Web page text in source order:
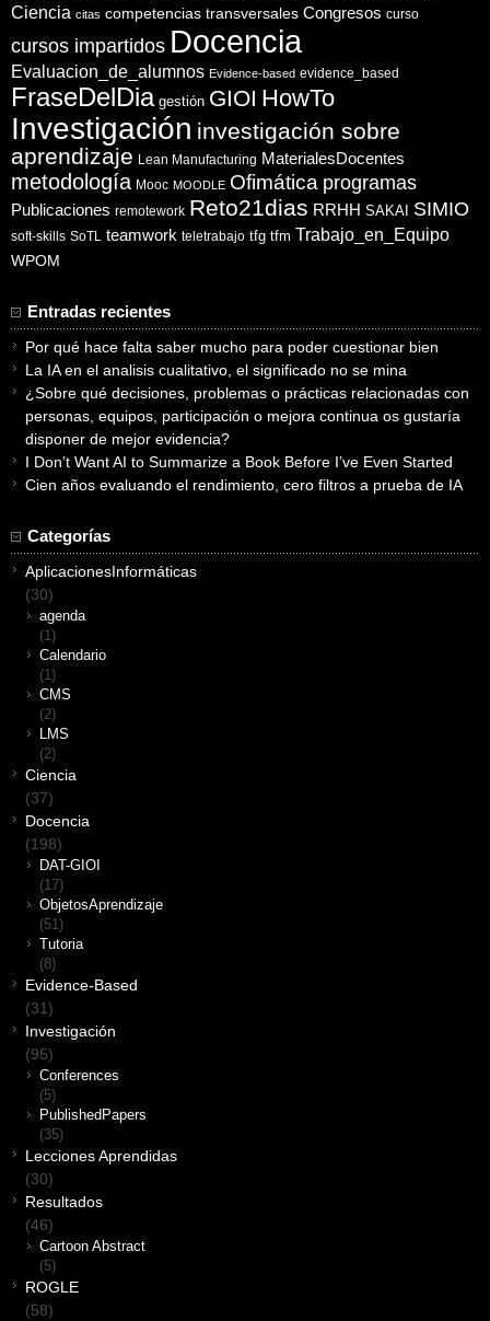
Ciencia citas competencias transversales Congresos curso
cursos impartidos Docencia
Evaluacion_de_alumnos Evidence-based evidence_based
FraseDelDia gestión GIOI HowTo
Investigación investigación sobre
aprendizaje Lean Manufacturing MaterialesDocentes
metodología Mooc MOODLE Ofimática programas
Publicaciones remotework Reto21dias RRHH SAKAI SIMIO
soft-skills SoTL teamwork teletrabajo tfg tfm Trabajo_en_Equipo
WPOM
Entradas recientes
Por qué hace falta saber mucho para poder cuestionar bien
La IA en el analisis cualitativo, el significado no se mina
¿Sobre qué decisiones, problemas o prácticas relacionadas con
personas, equipos, participación o mejora continua os gustaría
disponer de mejor evidencia?
I Don’t Want AI to Summarize a Book Before I’ve Even Started
Cien años evaluando el rendimiento, cero filtros a prueba de IA
Categorías
AplicacionesInformáticas
(30)
agenda
(1)
Calendario
(1)
CMS
(2)
LMS
(2)
Ciencia
(37)
Docencia
(198)
DAT-GIOI
(17)
ObjetosAprendizaje
(51)
Tutoria
(8)
Evidence-Based
(31)
Investigación
(95)
Conferences
(5)
PublishedPapers
(35)
Lecciones Aprendidas
(30)
Resultados
(46)
Cartoon Abstract
(5)
ROGLE
(58)